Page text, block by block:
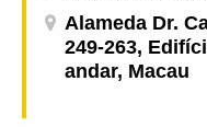
Alameda Dr.
249-263,
andar, Macau